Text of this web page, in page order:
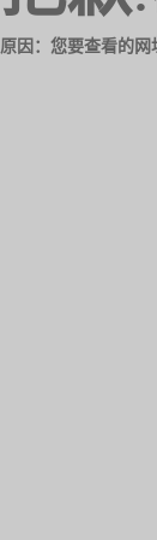
原因：您要查看的网